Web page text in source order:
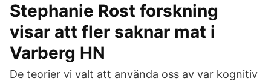
Stephanie Rost forskning
visar att fler saknar mat i
Varberg HN
De teorier vi valt att använda oss av var kognitiv